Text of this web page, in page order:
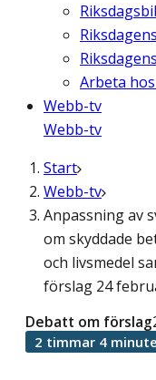
Arbeta
Webb-tv
Webb-tv
Start
Webb-tv
Anpassning av
om skyddade
och livsmedel
förslag 24
Debatt om förslag
2 timmar 4